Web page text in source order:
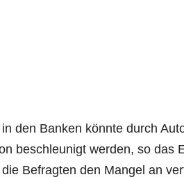
den Ban­ken könn­te durch
beschleu­nigt wer­den, so das
Befrag­ten den Man­gel an